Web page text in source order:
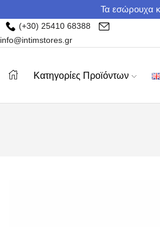
Τα εσώρουχα
(+30) 25410 68388
info@intimstores.gr
Κατηγορίες Προϊόντων